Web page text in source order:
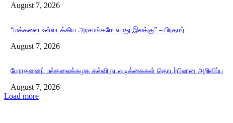
August 7, 2026
“மக்களை உள்ளடக்கிய அரசாங்கமே எமது இலக்கு” – பிரதமர்
August 7, 2026
பேராதனைப் பல்கலைக்கழக கல்வி நடவடிக்கைகள் தொடர்பிலான அறிவிப்பு
August 7, 2026
Load more